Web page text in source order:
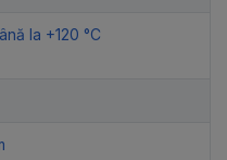
la +120 °C